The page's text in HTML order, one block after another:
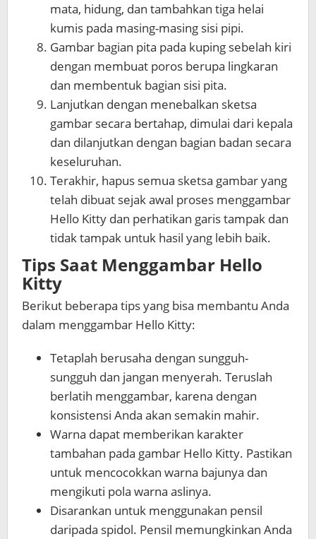
mata, hidung, dan tambahkan tiga helai
kumis pada masing-masing sisi pipi.
Gambar bagian pita pada kuping sebelah kiri
dengan membuat poros berupa lingkaran
dan membentuk bagian sisi pita.
Lanjutkan dengan menebalkan sketsa
gambar secara bertahap, dimulai dari kepala
dan dilanjutkan dengan bagian badan secara
keseluruhan.
Terakhir, hapus semua sketsa gambar yang
telah dibuat sejak awal proses menggambar
Hello Kitty dan perhatikan garis tampak dan
tidak tampak untuk hasil yang lebih baik.
Tips Saat Menggambar Hello
Kitty
Berikut beberapa tips yang bisa membantu Anda
dalam menggambar Hello Kitty:
Tetaplah berusaha dengan sungguh-
sungguh dan jangan menyerah. Teruslah
berlatih menggambar, karena dengan
konsistensi Anda akan semakin mahir.
Warna dapat memberikan karakter
tambahan pada gambar Hello Kitty. Pastikan
untuk mencocokkan warna bajunya dan
mengikuti pola warna aslinya.
Disarankan untuk menggunakan pensil
daripada spidol. Pensil memungkinkan Anda